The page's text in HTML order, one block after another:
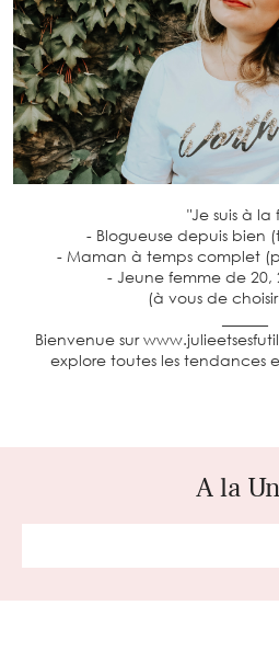
"Je suis à la
- Blogueuse depuis bien
- Maman à temps complet
- Jeune femme de 20,
(à vous de
Bienvenue sur
explore toutes les tendances
A la